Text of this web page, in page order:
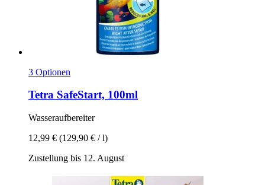
3 Optionen
Tetra SafeStart, 100ml
Wasseraufbereiter
12,99 € (129,90 € / l)
Zustellung bis 12. August